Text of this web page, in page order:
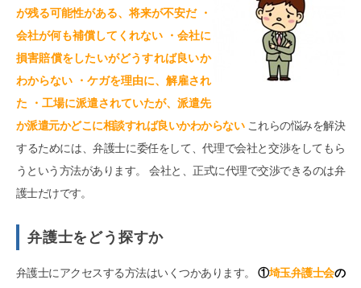
が残る可能性がある、将来が不安だ ・
会社が何も補償してくれない ・会社に
損害賠償をしたいがどうすれば良いか
わからない ・ケガを理由に、解雇され
た ・工場に派遣されていたが、派遣先
か派遣元かどこに相談すれば良いかわからないこれらの悩みを解決
するためには、弁護士に委任をして、代理で会社と交渉をしてもら
うという方法があります。 会社と、正式に代理で交渉できるのは弁
護士だけです。
弁護士をどう探すか
弁護士にアクセスする方法はいくつかあります。①埼玉弁護士会の